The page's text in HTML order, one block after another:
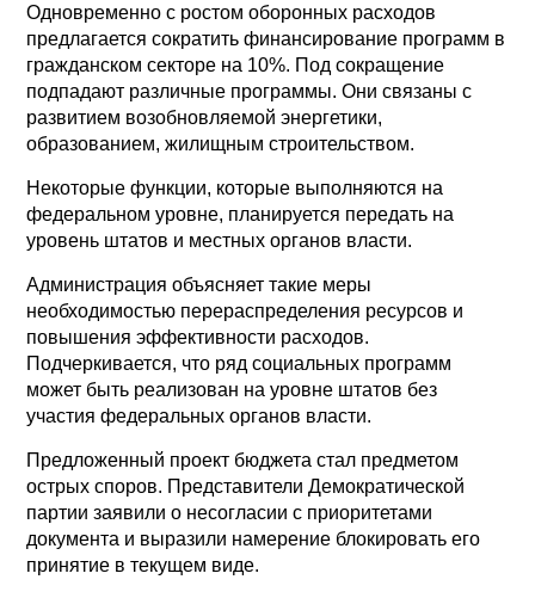
Одновременно с ростом оборонных расходов
предлагается сократить финансирование программ в
гражданском секторе на 10%. Под сокращение
подпадают различные программы. Они связаны с
развитием возобновляемой энергетики,
образованием, жилищным строительством.
Некоторые функции, которые выполняются на
федеральном уровне, планируется передать на
уровень штатов и местных органов власти.
Администрация объясняет такие меры
необходимостью перераспределения ресурсов и
повышения эффективности расходов.
Подчеркивается, что ряд социальных программ
может быть реализован на уровне штатов без
участия федеральных органов власти.
Предложенный проект бюджета стал предметом
острых споров. Представители Демократической
партии заявили о несогласии с приоритетами
документа и выразили намерение блокировать его
принятие в текущем виде.